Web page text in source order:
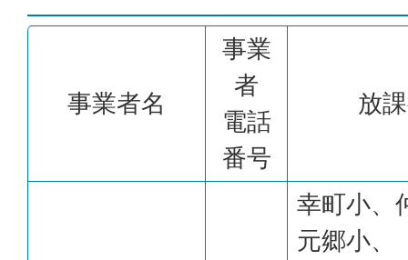
事業者名
事業
者
電話
番号
放
幸町小、
元郷小、